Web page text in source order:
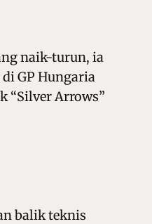
naik-turun, ia
GP Hungaria
“Silver Arrows”
balik teknis